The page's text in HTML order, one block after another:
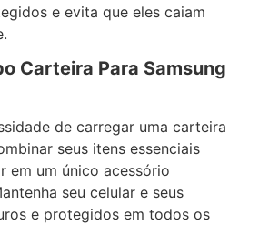
e evita que eles caiam
Carteira Para Samsung
de carregar uma carteira
seus itens essenciais
em um único acessório
seu celular e seus
e protegidos em todos os